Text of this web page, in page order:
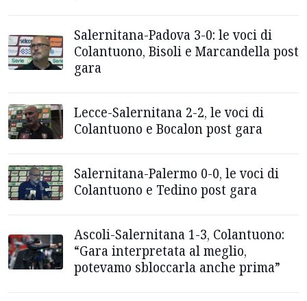
Salernitana-Padova 3-0: le voci di
Colantuono, Bisoli e Marcandella post
gara
Lecce-Salernitana 2-2, le voci di
Colantuono e Bocalon post gara
Salernitana-Palermo 0-0, le voci di
Colantuono e Tedino post gara
Ascoli-Salernitana 1-3, Colantuono:
“Gara interpretata al meglio,
potevamo sbloccarla anche prima”